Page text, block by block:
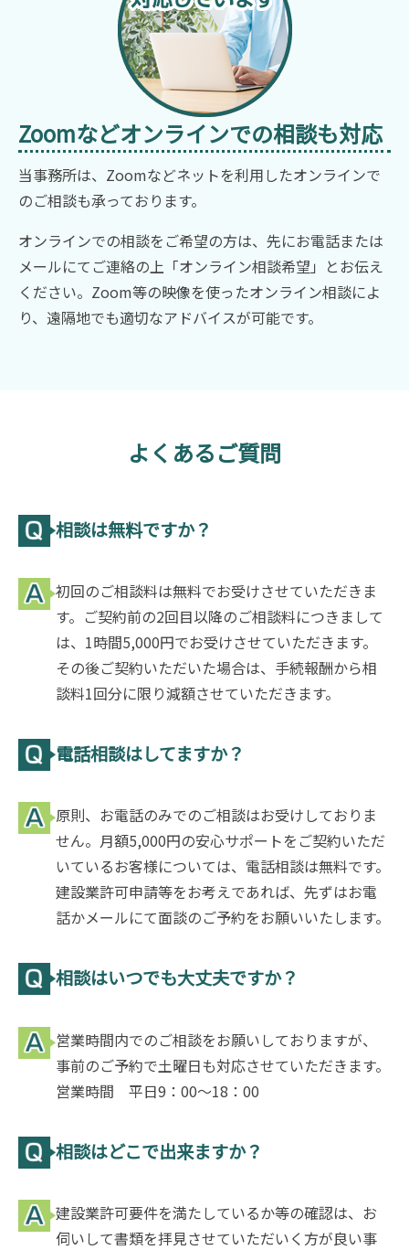
Zoomなどオンラインでの相談も対応
当事務所は、Zoomなどネットを利用したオンラインで
のご相談も承っております。
オンラインでの相談をご希望の方は、先にお電話または
メールにてご連絡の上「オンライン相談希望」とお伝え
ください。Zoom等の映像を使ったオンライン相談によ
り、遠隔地でも適切なアドバイスが可能です。
よくあるご質問
相談は無料ですか？
初回のご相談料は無料でお受けさせていただきま
す。ご契約前の2回目以降のご相談料につきまして
は、1時間5,000円でお受けさせていただきます。
その後ご契約いただいた場合は、手続報酬から相
談料1回分に限り減額させていただきます。
電話相談はしてますか？
原則、お電話のみでのご相談はお受けしておりま
せん。月額5,000円の安心サポートをご契約いただ
いているお客様については、電話相談は無料です。
建設業許可申請等をお考えであれば、先ずはお電
話かメールにて面談のご予約をお願いいたします。
相談はいつでも大丈夫ですか？
営業時間内でのご相談をお願いしておりますが、
事前のご予約で土曜日も対応させていただきます。
営業時間 平日9：00～18：00
相談はどこで出来ますか？
建設業許可要件を満たしているか等の確認は、お
伺いして書類を拝見させていただいく方が良い事